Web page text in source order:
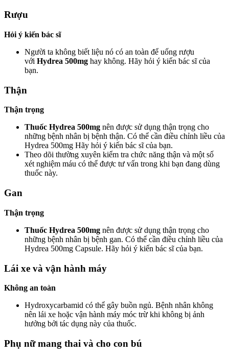
Rượu
Hỏi ý kiến bác sĩ
Người ta không biết liệu nó có an toàn để uống rượu
với Hydrea 500mg hay không. Hãy hỏi ý kiến ​​bác sĩ của
bạn.
Thận
Thận trọng
Thuốc Hydrea 500mg nên được sử dụng thận trọng cho
những bệnh nhân bị bệnh thận. Có thể cần điều chỉnh liều của
Hydrea 500mg Hãy hỏi ý kiến ​​bác sĩ của bạn.
Theo dõi thường xuyên kiểm tra chức năng thận và một số
xét nghiệm máu có thể được tư vấn trong khi bạn đang dùng
thuốc này.
Gan
Thận trọng
Thuốc Hydrea 500mg nên được sử dụng thận trọng cho
những bệnh nhân bị bệnh gan. Có thể cần điều chỉnh liều của
Hydrea 500mg Capsule. Hãy hỏi ý kiến ​​bác sĩ của bạn.
Lái xe và vận hành máy
Không an toàn
Hydroxycarbamid có thể gây buồn ngủ. Bệnh nhân không
nên lái xe hoặc vận hành máy móc trừ khi không bị ảnh
hưởng bởi tác dụng này của thuốc.
Phụ nữ mang thai và cho con bú